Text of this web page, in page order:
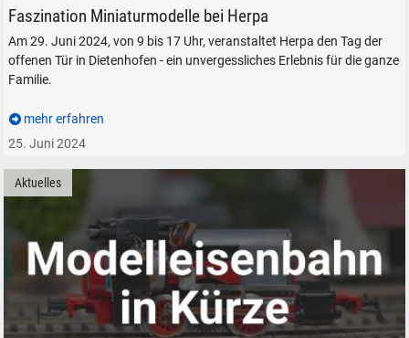
Faszination Miniaturmodelle bei Herpa
Am 29. Juni 2024, von 9 bis 17 Uhr, veranstaltet Herpa den Tag der
offenen Tür in Dietenhofen - ein unvergessliches Erlebnis für die ganze
Familie.
mehr erfahren
25. Juni 2024
Aktuelles